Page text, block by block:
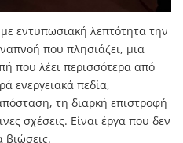
εντυπωσιακή λεπτότητα την
που πλησιάζει, μια
που λέει περισσότερα από
ενεργειακά πεδία,
τη διαρκή επιστροφή
σχέσεις. Είναι έργα που δεν
βιώσεις.